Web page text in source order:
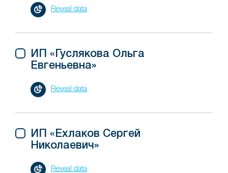
Reveal data
ИП «Гуслякова Ольга
Евгеньевна»
Reveal data
ИП «Ехлаков Сергей
Николаевич»
Reveal data